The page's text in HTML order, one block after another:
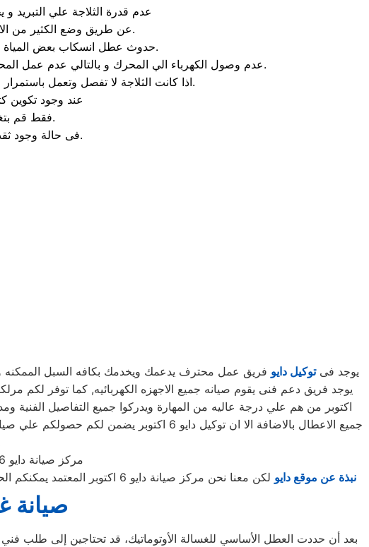
عدم قدرة الثلاجة علي التبريد
عن طريق وضع الكثير من الاطعمة في الثلاجة و بالتالي سيحدد انسداد في الفلتر المخصص للتهوية.
حدوث عطل انسكاب بعض المياة من الثلاجة و يحدث هذا العطل عند وجود تلف في الخرطوم الخاص بالثلاجة.
عدم وصول الكهرباء الي المحرك و بالتالي عدم عمل المحرك و اذا حدثت هذه المشكلة يمكنك الاعتماد علي الخبراء الموجودين في مركز صيانه دايو 6 اكتوبر.
اذا كانت الثلاجة لا تفصل وتعمل باستمرار والتبريد جيد فأن العطل يكون من الثرموستات لا تعمل فقط قم بتغيير الثرموستات.
عند وجود تكوين
فقط قم بتغيير تايمر الاذابة او قم بتغيير السخان او الثرموديسك.
فى حالة وجود ثقب فى الفريزر فأنه يكون بهذا الشكل تالف ولابد من تغييره.
يوجد فىتوكيل دايو فريق عمل محترف يدعمك ويخدمك بكافه السبل الممكنه
اكتوبر من هم علي درجة عاليه من المهارة ويدركوا جميع التفاصيل الفنية
جميع الاعطال بالاضافة الا ان توكيل
مركز صيانة دايو 6 اكتوبر.
نبذة عن موقع دايو لكن معنا نحن مركز صيانة دايو 6 اكتوبر المعتمد يمكنكم الحصول علي خدمات صيانة دايو بقطع غيار أصلية وبشهادة
صيانة
بعد أن حددت العطل الأساسي للغسالة الأوتوماتيك، قد تحتاجين إلى طلب فني